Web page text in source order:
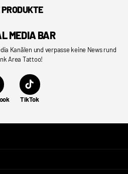
MEDIA BAR
Kanälen und verpasse keine News rund
Area Tattoo!
TikTok